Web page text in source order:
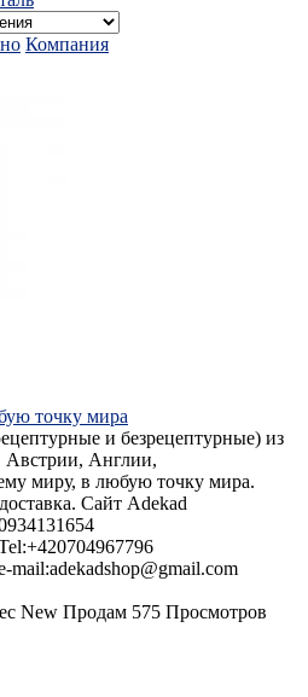
Компания
точку мира
и безрецептурные) из
Англии,
миру, в любую точку мира.
Сайт Adekad
mail:adekadshop@gmail.com
New Продам 575 Просмотров